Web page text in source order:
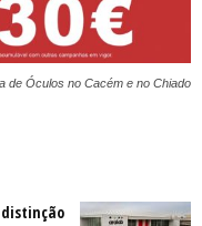
de Óculos no Cacém e no Chiado